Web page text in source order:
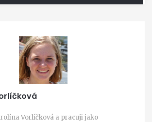
Vorlíčková a pracuji jako